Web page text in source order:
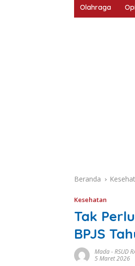
Olahraga
Beranda
Kesehatan
Tak
BPJS
Mada-RSUD
5 Maret 2026